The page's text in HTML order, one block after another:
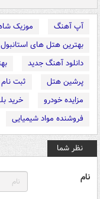
آپ آهنگ موزیک
بهترین هتل های استانبول
دانلود آهنگ جدید
پرشین هتل
ثبت
مزایده خودرو
خرید
فروشنده مواد شیمیایی
نظر شما
نام